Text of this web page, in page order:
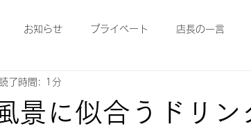
お知らせ プライベート 店長の一言
蛍情報
景に似合うドリン
了時間: 1分